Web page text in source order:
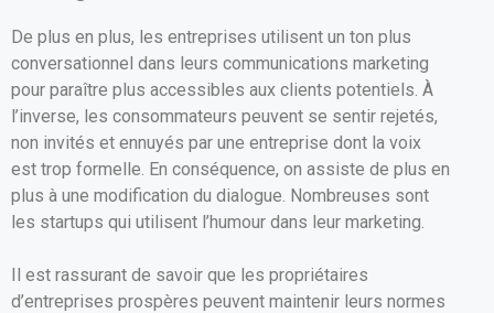
De plus en plus, les entreprises utilisent un ton plus
conversationnel dans leurs communications marketing
pour paraître plus accessibles aux clients potentiels. À
l’inverse, les consommateurs peuvent se sentir rejetés,
non invités et ennuyés par une entreprise dont la voix
est trop formelle. En conséquence, on assiste de plus en
plus à une modification du dialogue. Nombreuses sont
les startups qui utilisent l’humour dans leur marketing.
Il est rassurant de savoir que les propriétaires
d’entreprises prospères peuvent maintenir leurs normes